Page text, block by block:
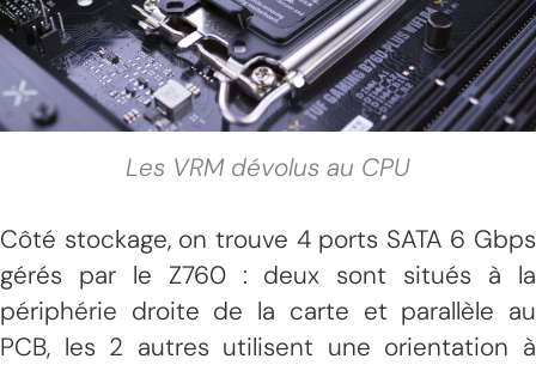
Les VRM dévolus au CPU
Côté stockage, on trouve 4 ports SATA 6 Gbps
gérés par le Z760 : deux sont situés à la
périphérie droite de la carte et parallèle au
PCB, les 2 autres utilisent une orientation à